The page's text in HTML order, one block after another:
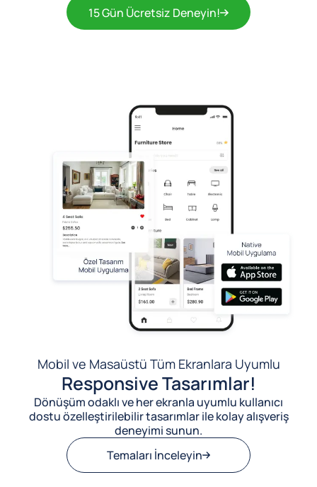
15 Gün Ücretsiz Deneyin!
Mobil ve Masaüstü Tüm Ekranlara Uyumlu
Responsive Tasarımlar!
Dönüşüm odaklı ve her ekranla uyumlu kullanıcı
dostu özelleştirilebilir tasarımlar ile kolay alışveriş
deneyimi sunun.
Temaları İnceleyin